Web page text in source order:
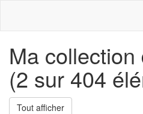
Ma
(2 sur 404
Tout afficher